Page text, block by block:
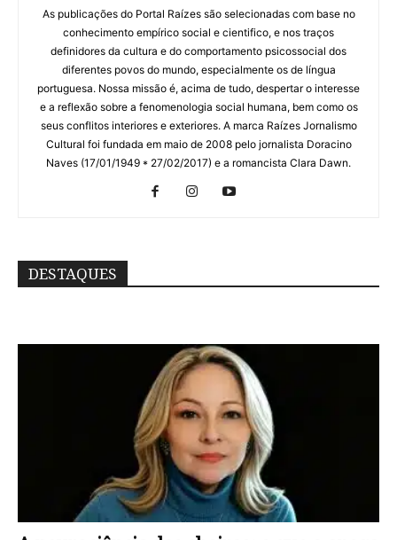
As publicações do Portal Raízes são selecionadas com base no
conhecimento empírico social e cientifico, e nos traços
definidores da cultura e do comportamento psicossocial dos
diferentes povos do mundo, especialmente os de língua
portuguesa. Nossa missão é, acima de tudo, despertar o interesse
e a reflexão sobre a fenomenologia social humana, bem como os
seus conflitos interiores e exteriores. A marca Raízes Jornalismo
Cultural foi fundada em maio de 2008 pelo jornalista Doracino
Naves (17/01/1949 * 27/02/2017) e a romancista Clara Dawn.
DESTAQUES